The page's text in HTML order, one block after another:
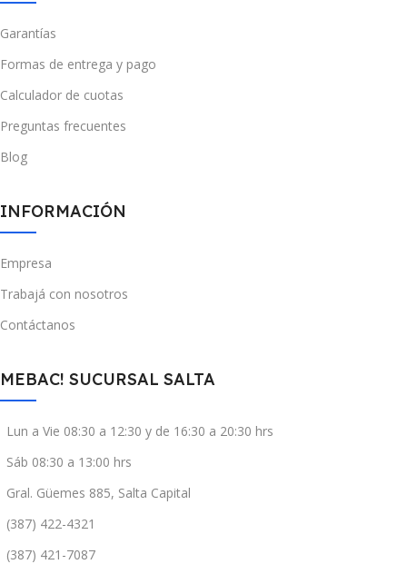
Garantías
Formas de entrega y pago
Calculador de cuotas
Preguntas frecuentes
Blog
INFORMACIÓN
Empresa
Trabajá con nosotros
Contáctanos
MEBAC! SUCURSAL SALTA
Lun a Vie 08:30 a 12:30 y de 16:30 a 20:30 hrs
Sáb 08:30 a 13:00 hrs
Gral. Güemes 885, Salta Capital
(387) 422-4321
(387) 421-7087